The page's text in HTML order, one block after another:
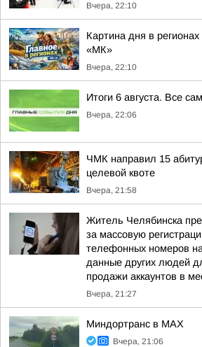
Вчера, 22:10
Картина дня в
«МК»
Вчера, 22:10
Итоги 6 августа. Все
Вчера, 22:06
ЧМК направил 15
целевой квоте
Вчера, 21:58
Житель Челябинска
за массовую
телефонных номеров
данные других людей
продажи аккаунтов в
Вчера, 21:27
Миндортранс в MAX
Вчера, 21:06